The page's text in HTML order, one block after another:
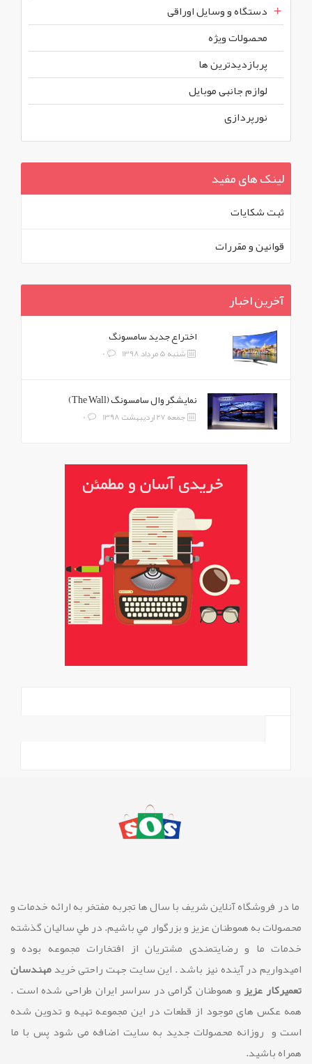
دستگاه و وسایل اوراقی
محصولات ويژه
پربازديدترين ها
لوازم جانبی موبایل
نورپردازی
لینک های مفید
ثبت شکايات
قوانين و مقررات
آخرین اخبار
اختراع جدید سامسونگ
شنبه 5 مرداد 1398 0
نمایشگر وال سامسونگ (The Wall)
جمعه 27 اردیبهشت 1398 0
ما در فروشگاه آنلاین شريف با سال ها تجربه مفتخر به ارائه خدمات و
محصولات به هموطنان عزیز و بزرگوار مي باشيم. در طي ساليان گذشته
خدمات ما و رضايتمندی مشتريان از افتخارات مجموعه بوده و
امیدواریم در آینده نیز باشد . این سایت جهت راحتی خریدمهندسان
تعمیرکار عزیزو هموطنان گرامی در سراسر ایران طراحی شده است .
همه عکس های موجود از قطعات در این مجموعه تهیه و تدوین شده
است و روزانه محصولات جدید به سایت اضافه می شود پس با ما
همراه باشید.